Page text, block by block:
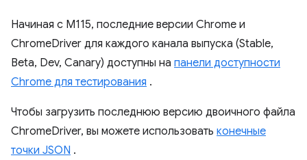
Начиная с M115, последние версии Chrome и
ChromeDriver для каждого канала выпуска (Stable,
Beta, Dev, Canary) доступны на панели доступности
Chrome для тестирования .
Чтобы загрузить последнюю версию двоичного файла
ChromeDriver, вы можете использовать конечные
точки JSON .